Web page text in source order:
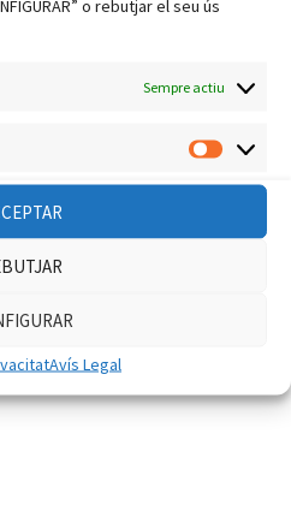
o rebutjar el seu ús
Sempre actiu
Avís Legal